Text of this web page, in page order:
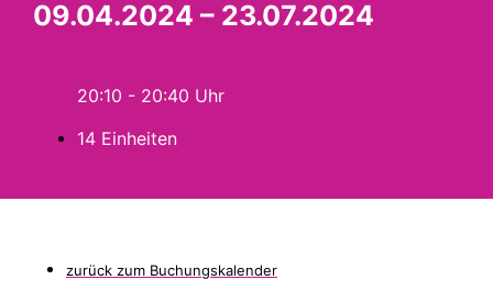
09.04.2024 – 23.07.2024
20:10 - 20:40
14 Einheiten
zurück zum Buchungskalender